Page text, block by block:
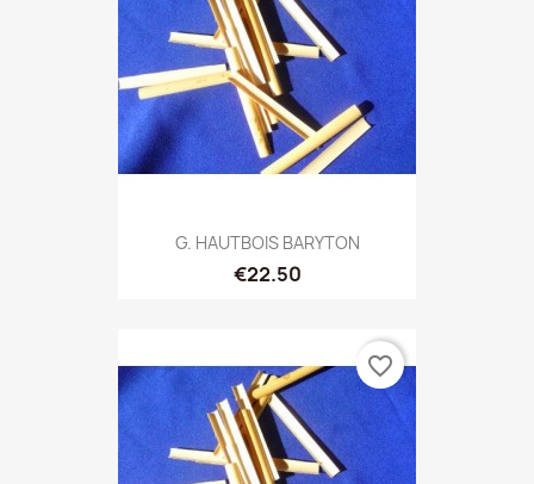
G. HAUTBOIS BARYTON
€22.50
favorite_border